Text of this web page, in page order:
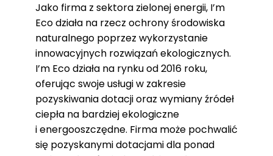
Jako firma z sektora zielonej energii, I’m
Eco działa na rzecz ochrony środowiska
naturalnego poprzez wykorzystanie
innowacyjnych rozwiązań ekologicznych.
I’m Eco działa na rynku od 2016 roku,
oferując swoje usługi w zakresie
pozyskiwania dotacji oraz wymiany źródeł
ciepła na bardziej ekologiczne
i energooszczędne. Firma może pochwalić
się pozyskanymi dotacjami dla ponad